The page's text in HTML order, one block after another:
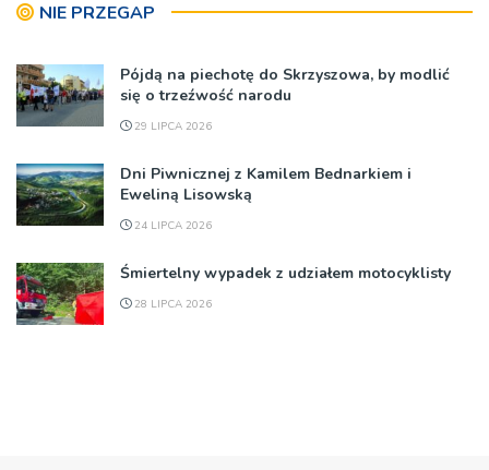
NIE PRZEGAP
Pójdą na piechotę do Skrzyszowa, by modlić
się o trzeźwość narodu
29 LIPCA 2026
Dni Piwnicznej z Kamilem Bednarkiem i
Eweliną Lisowską
24 LIPCA 2026
Śmiertelny wypadek z udziałem motocyklisty
28 LIPCA 2026